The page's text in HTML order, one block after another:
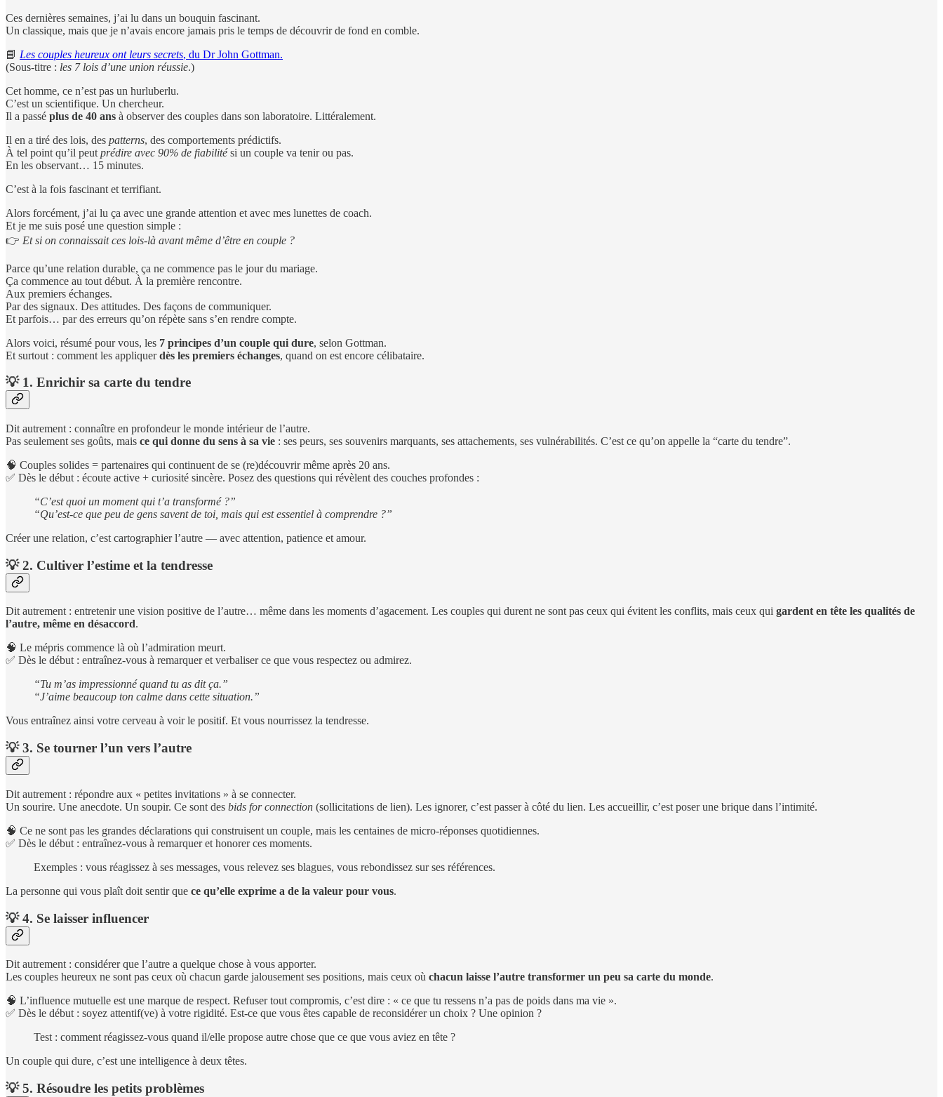
Ces dernières semaines, j’ai lu dans un bouquin fascinant.
Un classique, mais que je n’avais encore jamais pris le temps de découvrir de fond en comble.
📘 Les couples heureux ont leurs secrets, du Dr John Gottman.
(Sous-titre : les 7 lois d’une union réussie.)
Cet homme, ce n’est pas un hurluberlu.
C’est un scientifique. Un chercheur.
Il a passé plus de 40 ans à observer des couples dans son laboratoire. Littéralement.
Il en a tiré des lois, des patterns, des comportements prédictifs.
À tel point qu’il peut prédire avec 90% de fiabilitési un couple va tenir ou pas.
En les observant… 15 minutes.
C’est à la fois fascinant et terrifiant.
Alors forcément, j’ai lu ça avec une grande attention et avec mes lunettes de coach.
Et je me suis posé une question simple :
👉 Et si on connaissait ces lois-là avant même d’être en couple ?
Parce qu’une relation durable, ça ne commence pas le jour du mariage.
Ça commence au tout début. À la première rencontre.
Aux premiers échanges.
Par des signaux. Des attitudes. Des façons de communiquer.
Et parfois… par des erreurs qu’on répète sans s’en rendre compte.
Alors voici, résumé pour vous, les 7 principes d’un couple qui dure, selon Gottman.
Et surtout : comment les appliquerdès les premiers échanges, quand on est encore célibataire.
💡 1. Enrichir sa carte du tendre
Dit autrement : connaître en profondeur le monde intérieur de l’autre.
Pas seulement ses goûts, mais ce qui donne du sens à sa vie : ses peurs, ses souvenirs marquants, ses attachements, ses vulnérabilités. C’est ce qu’on appelle la “carte du tendre”.
🧠 Couples solides = partenaires qui continuent de se (re)découvrir même après 20 ans.
✅ Dès le début : écoute active + curiosité sincère. Posez des questions qui révèlent des couches profondes :
“C’est quoi un moment qui t’a transformé ?”
“Qu’est-ce que peu de gens savent de toi, mais qui est essentiel à comprendre ?”
Créer une relation, c’est cartographier l’autre — avec attention, patience et amour.
💡 2. Cultiver l’estime et la tendresse
Dit autrement : entretenir une vision positive de l’autre… même dans les moments d’agacement. Les couples qui durent ne sont pas ceux qui évitent les conflits, mais ceux qui gardent en tête les qualités de
l’autre, même en désaccord.
🧠 Le mépris commence là où l’admiration meurt.
✅ Dès le début : entraînez-vous à remarquer et verbaliser ce que vous respectez ou admirez.
“Tu m’as impressionné quand tu as dit ça.”
“J’aime beaucoup ton calme dans cette situation.”
Vous entraînez ainsi votre cerveau à voir le positif. Et vous nourrissez la tendresse.
💡 3. Se tourner l’un vers l’autre
Dit autrement : répondre aux « petites invitations » à se connecter.
Un sourire. Une anecdote. Un soupir. Ce sont des bids for connection (sollicitations de lien). Les ignorer, c’est passer à côté du lien. Les accueillir, c’est poser une brique dans l’intimité.
🧠 Ce ne sont pas les grandes déclarations qui construisent un couple, mais les centaines de micro-réponses quotidiennes.
✅ Dès le début : entraînez-vous à remarquer et honorer ces moments.
Exemples : vous réagissez à ses messages, vous relevez ses blagues, vous rebondissez sur ses références.
La personne qui vous plaît doit sentir que ce qu’elle exprime a de la valeur pour vous.
💡 4. Se laisser influencer
Dit autrement : considérer que l’autre a quelque chose à vous apporter.
Les couples heureux ne sont pas ceux où chacun garde jalousement ses positions, mais ceux où chacun laisse l’autre transformer un peu sa carte du monde.
🧠 L’influence mutuelle est une marque de respect. Refuser tout compromis, c’est dire : « ce que tu ressens n’a pas de poids dans ma vie ».
✅ Dès le début : soyez attentif(ve) à votre rigidité. Est-ce que vous êtes capable de reconsidérer un choix ? Une opinion ?
Test : comment réagissez-vous quand il/elle propose autre chose que ce que vous aviez en tête ?
Un couple qui dure, c’est une intelligence à deux têtes.
💡5. Résoudre les petits problèmes